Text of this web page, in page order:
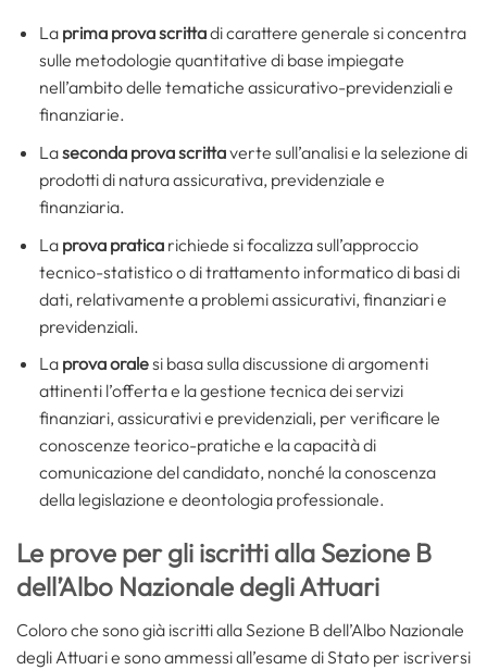
La prima prova scrittadi carattere generale si concentra
sulle metodologie quantitative di base impiegate
nell’ambito delle tematiche assicurativo-previdenziali e
finanziarie.
Laseconda prova scrittaverte sull’analisi e la selezione di
prodotti di natura assicurativa, previdenziale e
finanziaria.
La prova praticarichiede si focalizza sull’approccio
tecnico-statistico o di trattamento informatico di basi di
dati, relativamente a problemi assicurativi, finanziari e
previdenziali.
La prova oralesi basa sulla discussione di argomenti
attinenti l’offerta e la gestione tecnica dei servizi
finanziari, assicurativi e previdenziali, per verificare le
conoscenze teorico-pratiche e la capacità di
comunicazione del candidato, nonché la conoscenza
della legislazione e deontologia professionale.
Le prove per gli iscritti alla Sezione B
dell’Albo Nazionale degli Attuari
Coloro che sono già iscritti alla Sezione B dell’Albo Nazionale
degli Attuari e sono ammessi all’esame di Stato per iscriversi